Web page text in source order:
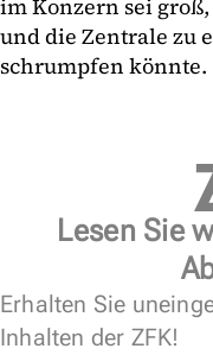
im Konzern sei
und die Zentrale zu
schrumpfen könnte.
Lesen Sie
Erhalten Sie
Inhalten der ZFK!